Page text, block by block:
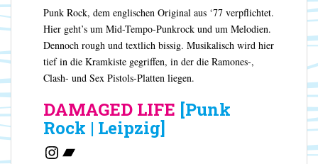
Punk Rock, dem englischen Original aus ‘77 verpflichtet.
Hier geht’s um Mid-Tempo-Punkrock und um Melodien.
Dennoch rough und textlich bissig. Musikalisch wird hier
tief in die Kramkiste gegriffen, in der die Ramones-,
Clash- und Sex Pistols-Platten liegen.
DAMAGED LIFE [Punk
Rock | Leipzig]
Instagram
Bandcamp